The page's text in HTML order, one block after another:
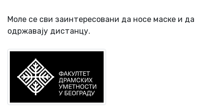
Моле се сви заинтересовани да носе маске и да
одржавају дистанцу.